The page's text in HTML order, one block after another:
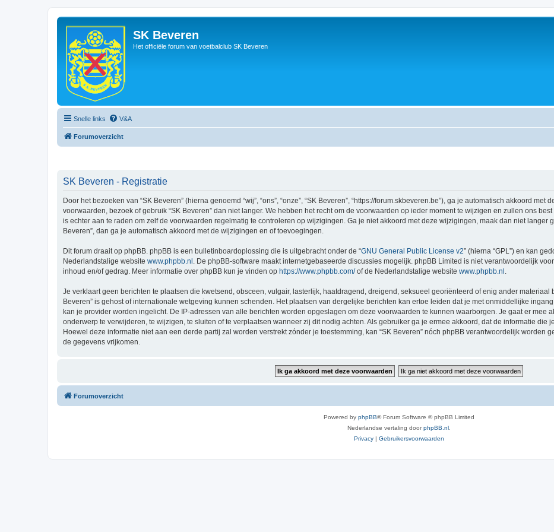
SK Beveren
Het officiële forum van voetbalclub SK Beveren
Snelle links V&A
Forumoverzicht
SK Beveren - Registratie
Door het bezoeken van “SK Beveren” (hierna genoemd “wij”, “ons”, “onze”, “SK Beveren”, “https://forum.skbeveren.be”), ga je automatisch akkoord
voorwaarden, bezoek of gebruik “SK Beveren” dan niet langer. We hebben het recht om de voorwaarden op ieder moment te wijzigen en zullen ons
is echter aan te raden om zelf de voorwaarden regelmatig te controleren op wijzigingen. Ga je niet akkoord met deze wijzigingen, maak dan niet langer
Beveren”, dan ga je automatisch akkoord met de wijzigingen en of toevoegingen.
Dit forum draait op phpBB. phpBB is een bulletinboardoplossing die is uitgebracht onder de “GNU General Public License v2” (hierna “GPL”) en kan
Nederlandstalige website www.phpbb.nl . De phpBB-software maakt internetgebaseerde discussies mogelijk. phpBB Limited is niet verantwoordelijk
inhoud en/of gedrag. Meer informatie over phpBB kun je vinden op https://www.phpbb.com/of de Nederlandstalige website www.phpbb.nl
Je verklaart geen berichten te plaatsen die kwetsend, obsceen, vulgair, lasterlijk, haatdragend, dreigend, seksueel georiënteerd of enig ander materiaal
Beveren” is gehost of internationale wetgeving kunnen schenden. Het plaatsen van dergelijke berichten kan ertoe leiden dat je met onmiddellijke
kan je provider worden ingelicht. De IP-adressen van alle berichten worden opgeslagen om deze voorwaarden te kunnen waarborgen. Je gaat er mee
onderwerp te verwijderen, te wijzigen, te sluiten of te verplaatsen wanneer zij dit nodig achten. Als gebruiker ga je ermee akkoord, dat de informatie die
Hoewel deze informatie niet aan een derde partij zal worden verstrekt zónder je toestemming, kan “SK Beveren” nóch phpBB verantwoordelijk worden
de gegevens vrijkomen.
Forumoverzicht
Powered by phpBB® Forum Software © phpBB Limited
Nederlandse vertaling doorphpBB.nl
Privacy | Gebruikersvoorwaarden